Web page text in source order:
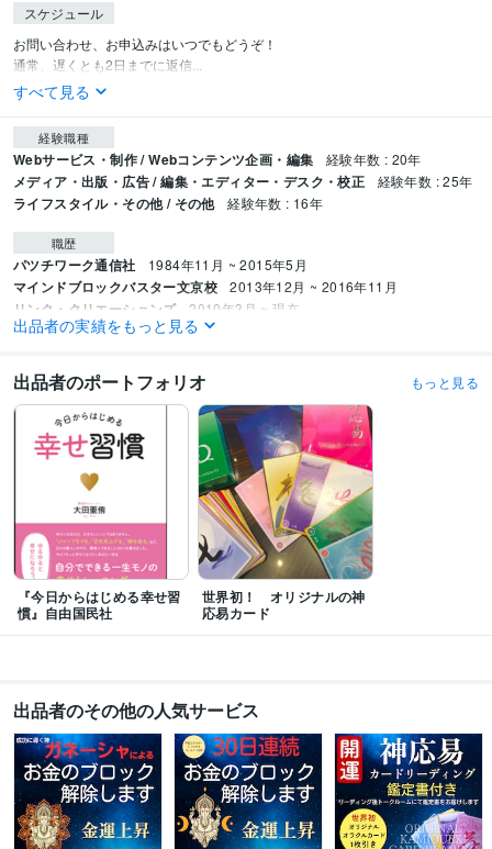
スケジュール
お問い合わせ、お申込みはいつでもどうぞ！
通常、遅くとも2日までに返信...
すべて見る
経験職種
Webサービス・制作 / Webコンテンツ企画・編集 経験年数 : 20年
メディア・出版・広告 / 編集・エディター・デスク・校正 経験年数 : 25年
ライフスタイル・その他 / その他 経験年数 : 16年
職歴
パツチワーク通信社 1984年11月 ~ 2015年5月
マインドブロックバスター文京校 2013年12月 ~ 2016年11月
リンク・クリエーションズ 2010年3月 ~ 現在
「今日からはじめる幸せ習慣」自由国民社
土曜の朝はVOICE 出演
レインボータウンFM  Evening Station 出演 「幸
せはこぶ開運歳時記」
波動を上げれば運が良くなる カンタン開運術60
得意分野
産土神社、鎮守神社鑑定 神応易カードリーディング＆ヒーリング
潜在意識のブロック解除
神社 神様 人間関係 仕事 お金
縁結び
潜在意識のブロック
オンラインレッスン・習い事 幸トレ®
幸せ 自己啓発 幸トレ 意識改革 人間関係 仕事 恋愛
学歴
東京藝術大学 1978年3月 ~ 1982年2月
出品者の実績をもっと見る
出品者のポートフォリオ もっと見る
『今日からはじめる幸せ習
慣』自由国民社
世界初！ オリジナルの神
応易カード
出品者のその他の人気サービス